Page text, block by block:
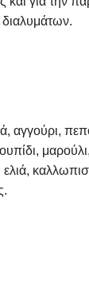
αγγούρι,
ελιά,